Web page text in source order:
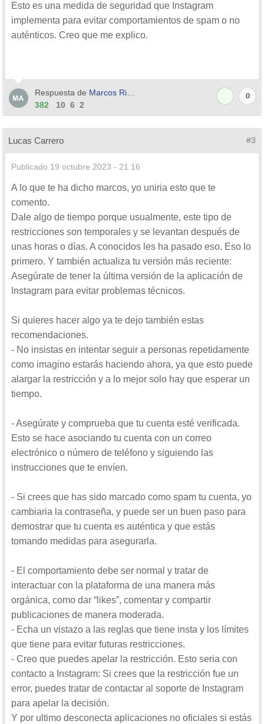
Esto es una medida de seguridad que Instagram
implementa para evitar comportamientos de spam o no
auténticos. Creo que me explico.
Respuesta de Marcos Riera
382
10 6 2
0
Lucas Carrero #3
Publicado 19 octubre 2023 - 21:16
A lo que te ha dicho marcos, yo uniria esto que te
comento.
Dale algo de tiempo porque usualmente, este tipo de
restricciones son temporales y se levantan después de
unas horas o días. A conocidos les ha pasado eso. Eso lo
primero. Y también actualiza tu versión más reciente:
Asegúrate de tener la última versión de la aplicación de
Instagram para evitar problemas técnicos.
Si quieres hacer algo ya te dejo también estas
recomendaciones.
- No insistas en intentar seguir a personas repetidamente
como imagino estarás haciendo ahora, ya que esto puede
alargar la restricción y a lo mejor solo hay que esperar un
tiempo.
- Asegúrate y comprueba que tu cuenta esté verificada.
Esto se hace asociando tu cuenta con un correo
electrónico o número de teléfono y siguiendo las
instrucciones que te envíen.
- Si crees que has sido marcado como spam tu cuenta, yo
cambiaria la contraseña, y puede ser un buen paso para
demostrar que tu cuenta es auténtica y que estás
tomando medidas para asegurarla.
- El comportamiento debe ser normal y tratar de
interactuar con la plataforma de una manera más
orgánica, como dar “likes”, comentar y compartir
publicaciones de manera moderada.
- Echa un vistazo a las reglas que tiene insta y los límites
que tiene para evitar futuras restricciones.
- Creo que puedes apelar la restricción. Esto seria con
contacto a Instagram: Si crees que la restricción fue un
error, puedes tratar de contactar al soporte de Instagram
para apelar la decisión.
Y por ultimo desconecta aplicaciones no oficiales si estás